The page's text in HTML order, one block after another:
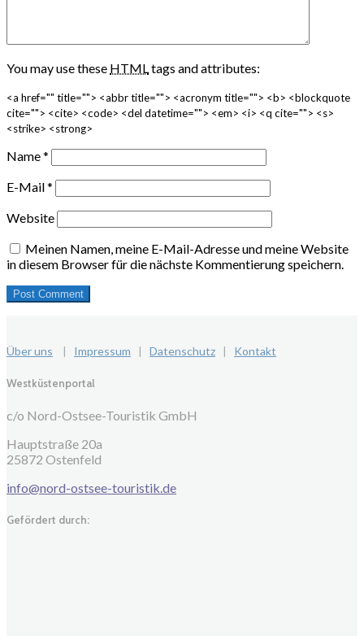
You may use these HTMLtags and attributes:
<a href="" title=""> <abbr title=""> <acronym title=""> <b> <blockquote
cite=""> <cite> <code> <del datetime=""> <em> <i> <q cite=""> <s>
<strike> <strong>
Name*
E-Mail*
Website
Meinen Namen, meine E-Mail-Adresse und meine Website
in diesem Browser für die nächste Kommentierung speichern.
Über uns | Impressum | Datenschutz | Kontakt
Westküstenportal
c/o Nord-Ostsee-Touristik GmbH
Hauptstraße 20a
25872 Ostenfeld
info@nord-ostsee-touristik.de
Gefördert durch: